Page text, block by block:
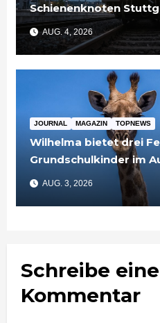
Schienenknoten
Fortschritte – Projekte
AUG. 4, 2026
JOURNAL MAGAZIN TOPNEWS
Wilhelma bietet drei
Grundschulkinder im
AUG. 3, 2026
Schreibe
Kommentar